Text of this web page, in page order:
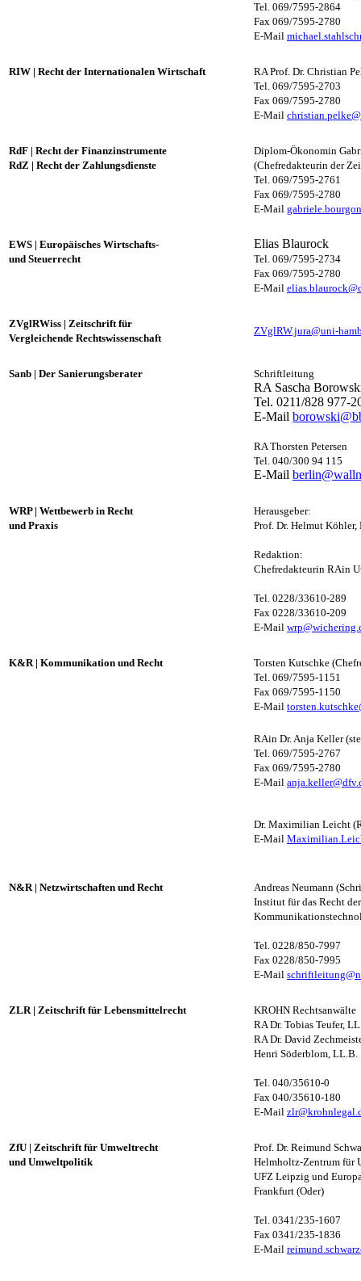
Tel. 069/7595-2864
Fax 069/7595-2780
E-Mail
RIW | Recht der Internationalen Wirtschaft
RA Prof. Dr. Christian
Tel. 069/7595-2703
Fax 069/7595-2780
E-Mail
RdF | Recht der Finanzinstrumente
RdZ | Recht der Zahlungsdienste
Diplom-Ökonomin
(Chefredakteurin der
Tel. 069/7595-2761
Fax 069/7595-2780
E-Mail
EWS | Europäisches Wirtschafts-
und Steuerrecht
Elias Blaurock
Tel. 069/7595-2734
Fax 069/7595-2780
E-Mail
ZVglRWiss | Zeitschrift für
Vergleichende Rechtswissenschaft
ZVglRW.jura@uni-
Sanb | Der Sanierungsberater Schriftleitung
RA Sascha
Tel. 0211/828 977-
E-Mail
RA Thorsten Petersen
Tel. 040/300 94 115
E-Mail
WRP | Wettbewerb in Recht
und Praxis
Herausgeber:
Prof. Dr. Helmut
Redaktion:
Chefredakteurin RAin
Tel. 0228/33610-289
Fax 0228/33610-209
E-Mail
K&R | Kommunikation und Recht
Torsten Kutschke
Tel. 069/7595-1151
Fax 069/7595-1150
E-Mail
RAin Dr. Anja Keller
Tel. 069/7595-2767
Fax 069/7595-2780
E-Mail
Dr. Maximilian Leicht
E-Mail
N&R | Netzwirtschaften und Recht
Andreas Neumann
Institut für das Recht
Tel. 0228/850-7997
Fax 0228/850-7995
E-Mail
ZLR | Zeitschrift für Lebensmittelrecht
KROHN Rechtsanwälte
RA Dr. Tobias Teufer,
RA Dr. David
Henri Söderblom, LL.B.
Tel. 040/35610-0
Fax 040/35610-180
E-Mail
ZfU | Zeitschrift für Umweltrecht
und Umweltpolitik
Prof. Dr. Reimund
Helmholtz-Zentrum für
UFZ Leipzig und
Frankfurt (Oder)
Tel. 0341/235-1607
Fax 0341/235-1836
E-Mail